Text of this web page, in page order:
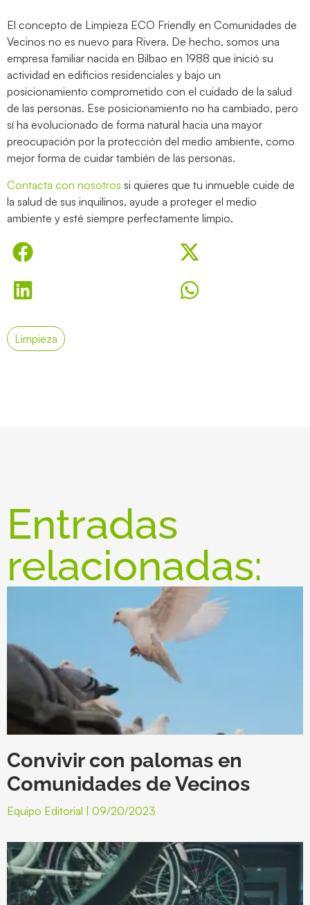
El concepto de Limpieza ECO Friendly en Comunidades de
Vecinos no es nuevo para Rivera. De hecho, somos una
empresa familiar nacida en Bilbao en 1988 que inició su
actividad en edificios residenciales y bajo un
posicionamiento comprometido con el cuidado de la salud
de las personas. Ese posicionamiento no ha cambiado, pero
sí ha evolucionado de forma natural hacia una mayor
preocupación por la protección del medio ambiente, como
mejor forma de cuidar también de las personas.
Contacta con nosotros si quieres que tu inmueble cuide de
la salud de sus inquilinos, ayude a proteger el medio
ambiente y esté siempre perfectamente limpio.
Limpieza
Entradas
relacionadas:
Convivir con palomas en
Comunidades de Vecinos
Equipo Editorial 09/20/2023